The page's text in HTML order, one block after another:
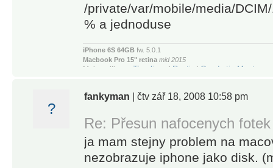
/private/var/mobile/media/
% a jednoduse
iPhone 6S 64GB fw. 5.0.1
Macbook Pro 15" retina mid 2015
Moje aplikace: Timelines | Routie | Quadratic Master
?
fankyman | čtv zář 18, 2008 10:58 pm
Re: Přesun nafocenych
ja mam stejny problem na
nezobrazuje iphone jako disk.